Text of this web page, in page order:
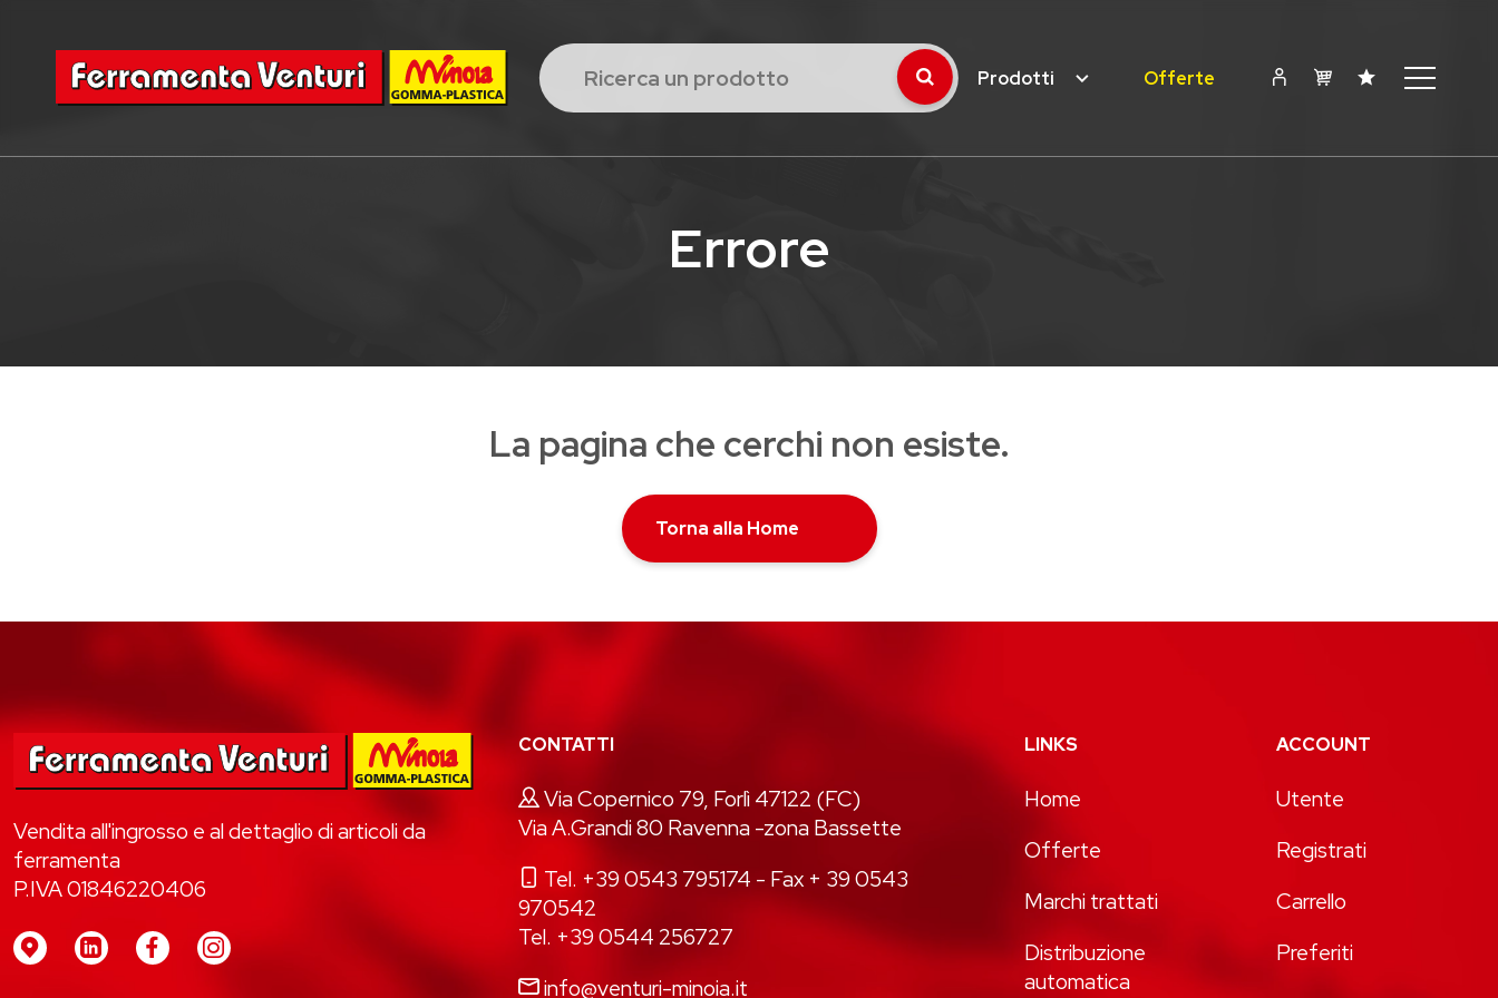
Prodotti Offerte
Errore
La pagina che cerchi non esiste.
Torna alla Home
Vendita all'ingrosso e al dettaglio di articoli da
ferramenta
P.IVA 01846220406
CONTATTI
Via Copernico 79, Forlì 47122 (FC)
Via A.Grandi 80 Ravenna -zona Bassette
Tel. +39 0543 795174 - Fax + 39 0543
970542
Tel. +39 0544 256727
info@venturi-minoia.it
LINKS
Home
Offerte
Marchi trattati
Distribuzione
automatica
ACCOUNT
Utente
Registrati
Carrello
Preferiti